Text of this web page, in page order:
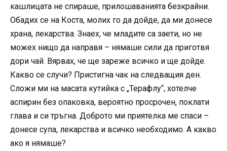
кашлицата не спираше, прилошаванията безкрайни.
Обадих се на Коста, молих го да дойде, да ми донесе
храна, лекарства. Знаех, че младите са заети, но не
можех нищо да направя – нямаше сили да приготвя
дори чай. Вярвах, че ще зареже всичко и ще дойде.
Какво се случи? Пристигна чак на следващия ден.
Сложи ми на масата кутийка с „Терафлу“, хотелче
аспирин без опаковка, вероятно просрочен, поклати
глава и си тръгна. Доброто ми приятелка ме спаси –
донесе супа, лекарства и всичко необходимо. А какво
ако я нямаше?